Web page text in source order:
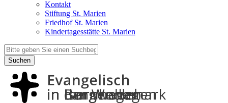
Kontakt
Stiftung St. Marien
Friedhof St. Marien
Kindertagesstätte St. Marien
Suchen